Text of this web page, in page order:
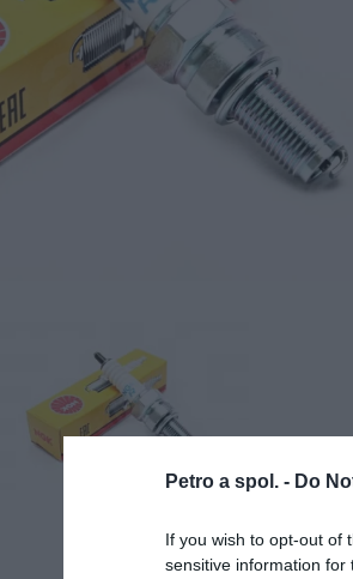
Petro a spol. - Do
If you wish to opt-out of
sensitive information